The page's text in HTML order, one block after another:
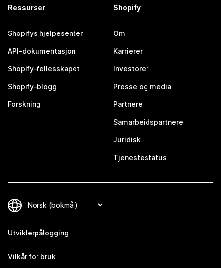
Ressurser
Shopifys hjelpesenter
API-dokumentasjon
Shopify-fellesskapet
Shopify-blogg
Forskning
Shopify
Om
Karrierer
Investorer
Presse og media
Partnere
Samarbeidspartnere
Juridisk
Tjenestestatus
Utviklerpålogging
Vilkår for bruk